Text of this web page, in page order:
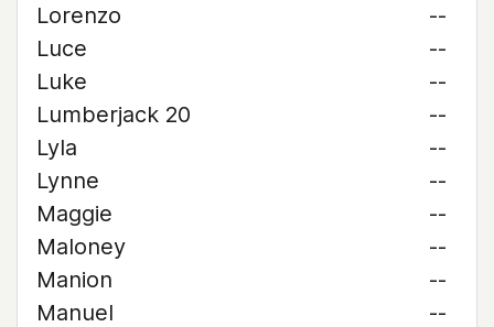
Lorenzo
--
Luce
--
Luke
--
Lumberjack 20
--
Lyla
--
Lynne
--
Maggie
--
Maloney
--
Manion
--
Manuel
--